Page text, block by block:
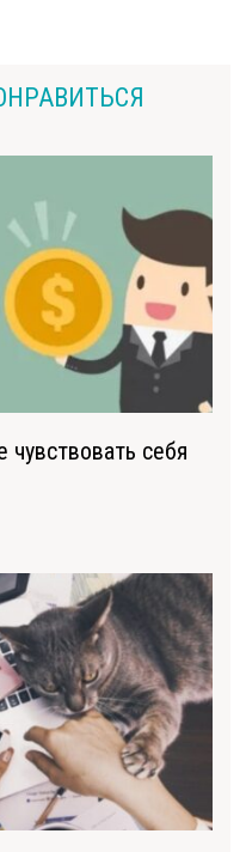
чувствовать себя